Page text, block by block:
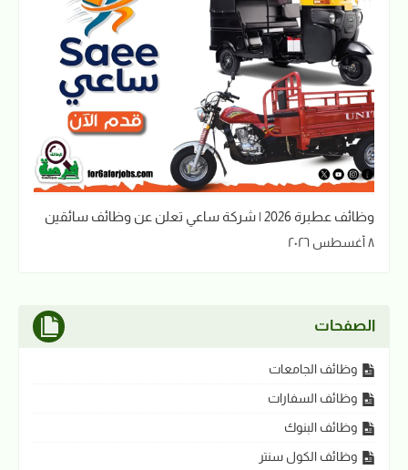
وظائف عطبرة 2026 | شركة ساعي تعلن عن وظائف سائقين
٨ أغسطس ٢٠٢٦
الصفحات
وظائف الجامعات
وظائف السفارات
وظائف البنوك
وظائف الكول سنتر